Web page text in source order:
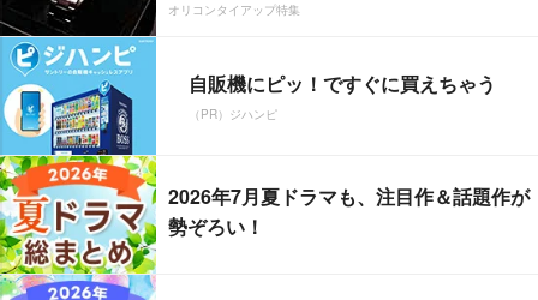
オリコンタイアップ特集
自販機にピッ！ですぐに買えちゃう
（PR）ジハンピ
2026年7月夏ドラマも、注目作＆話題作が
勢ぞろい！